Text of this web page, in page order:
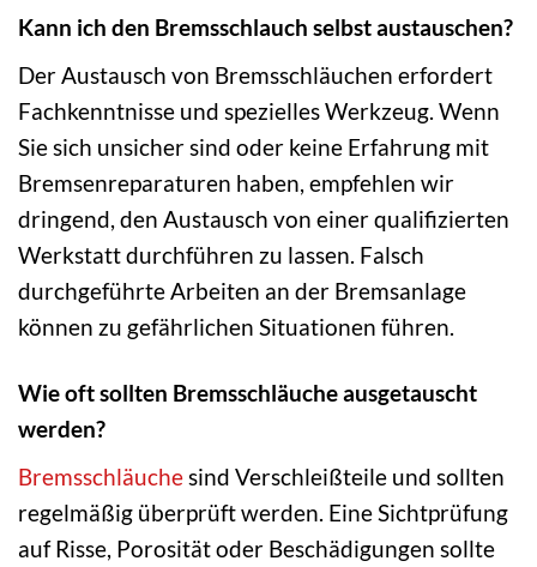
Kann ich den Bremsschlauch selbst austauschen?
Der Austausch von Bremsschläuchen erfordert
Fachkenntnisse und spezielles Werkzeug. Wenn
Sie sich unsicher sind oder keine Erfahrung mit
Bremsenreparaturen haben, empfehlen wir
dringend, den Austausch von einer qualifizierten
Werkstatt durchführen zu lassen. Falsch
durchgeführte Arbeiten an der Bremsanlage
können zu gefährlichen Situationen führen.
Wie oft sollten Bremsschläuche ausgetauscht
werden?
Bremsschläuche sind Verschleißteile und sollten
regelmäßig überprüft werden. Eine Sichtprüfung
auf Risse, Porosität oder Beschädigungen sollte